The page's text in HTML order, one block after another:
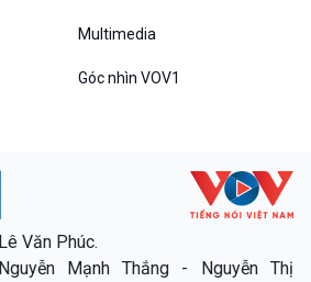
Multimedia
Góc nhìn VOV1
Lê Văn Phúc.
Nguyễn Mạnh Thắng - Nguyễn Thị